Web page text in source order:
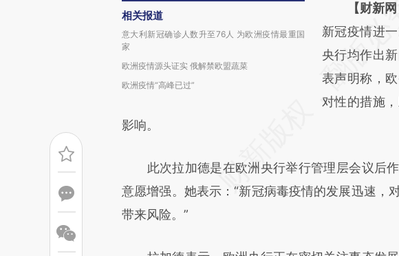
相关报道
意大利新冠确诊人数升至76人 为欧洲疫情最重国
家
欧洲疫情源头证实 俄解禁欧盟蔬菜
欧洲疫情“高峰已过”
请务必在总
AI基
[https://
(https://
成，可能与
【财新
新冠疫情进
央行均作出
表声明称，
对性的措施
影响。
此次拉加德是在欧洲央行举行管理层会议后作
意愿增强。她表示：“新冠病毒疫情的发展迅速，
带来风险。”